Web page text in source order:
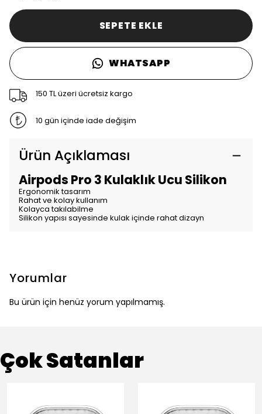
SEPETE EKLE
WHATSAPP
150 TL üzeri ücretsiz kargo
10 gün içinde iade değişim
Ürün Açıklaması
Airpods Pro 3 Kulaklık Ucu Silikon
Ergonomik tasarım
Rahat ve kolay kullanım
Kolayca takılabilme
Silikon yapısı sayesinde kulak içinde rahat dizayn
Yorumlar
Bu ürün için henüz yorum yapılmamış.
Çok Satanlar